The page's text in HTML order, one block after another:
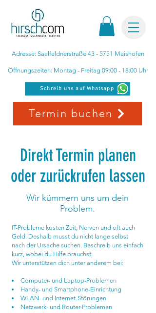
Schreib uns auf Whatsapp
Adresse: Saalfeldnerstraße 43 - 5751 Maishofen
Öffnungszeiten: Montag - Freitag 09:00 - 18:00 Uhr
Termin buchen
Direkt Termin planen
oder zurückrufen lassen
Wir kümmern uns um dein
Problem.
IT-Probleme kosten Zeit, Nerven und oft auch
Geld. Deshalb musst du nicht lange selbst
nach der Ursache suchen. Beschreib uns einfach
kurz, wobei du Hilfe brauchst.
Wir unterstützen dich unter anderem bei:
Computer- und Laptop-Problemen
Handy- und Smartphone-Einrichtung
WLAN- und Internet-Störungen
Netzwerk- und Router-Problemen